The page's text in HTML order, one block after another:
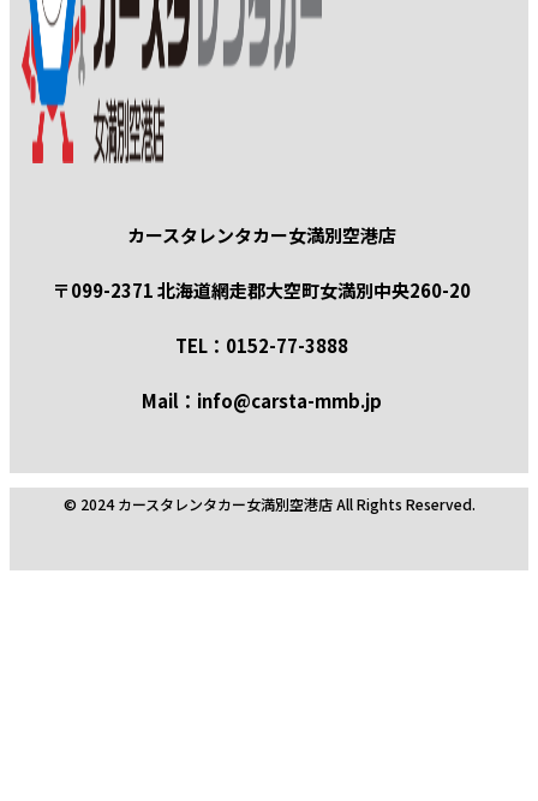
カースタレンタカー女満別空港店
〒099-2371 北海道網走郡大空町女満別中央260-20
TEL：0152-77-3888
Mail：info@carsta-mmb.jp
© 2024 カースタレンタカー女満別空港店 All Rights Reserved.